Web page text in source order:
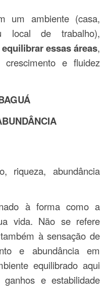
um ambiente (casa,
local de trabalho),
essas áreas,
crescimento e fluidez
riqueza, abundância
à forma como a
vida. Não se refere
à sensação de
e abundância em
equilibrado aqui
ganhos e estabilidade